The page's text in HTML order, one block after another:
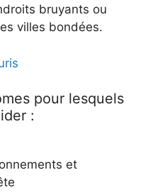
bruyants ou
villes bondées.
pour lesquels
:
et